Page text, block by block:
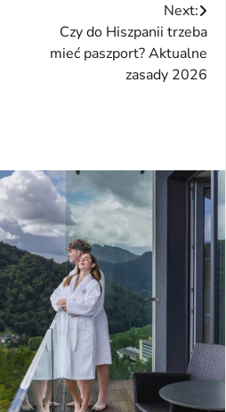
Next:
Czy do Hiszpanii trzeba
mieć paszport? Aktualne
zasady 2026